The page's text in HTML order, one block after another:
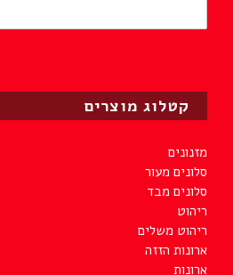
קטלוג מוצרים
מזנונים
סלונים מעור
סלונים מבד
ריהוט
ריהוט משלים
ארונות הזזה
ארונות